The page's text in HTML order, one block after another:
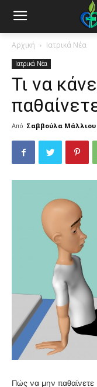
Αρχική Ιατρικά Νέα
Ιατρικά Νέα
Τι να
Από Σαββούλα Μάλλιου
Πώς να μην